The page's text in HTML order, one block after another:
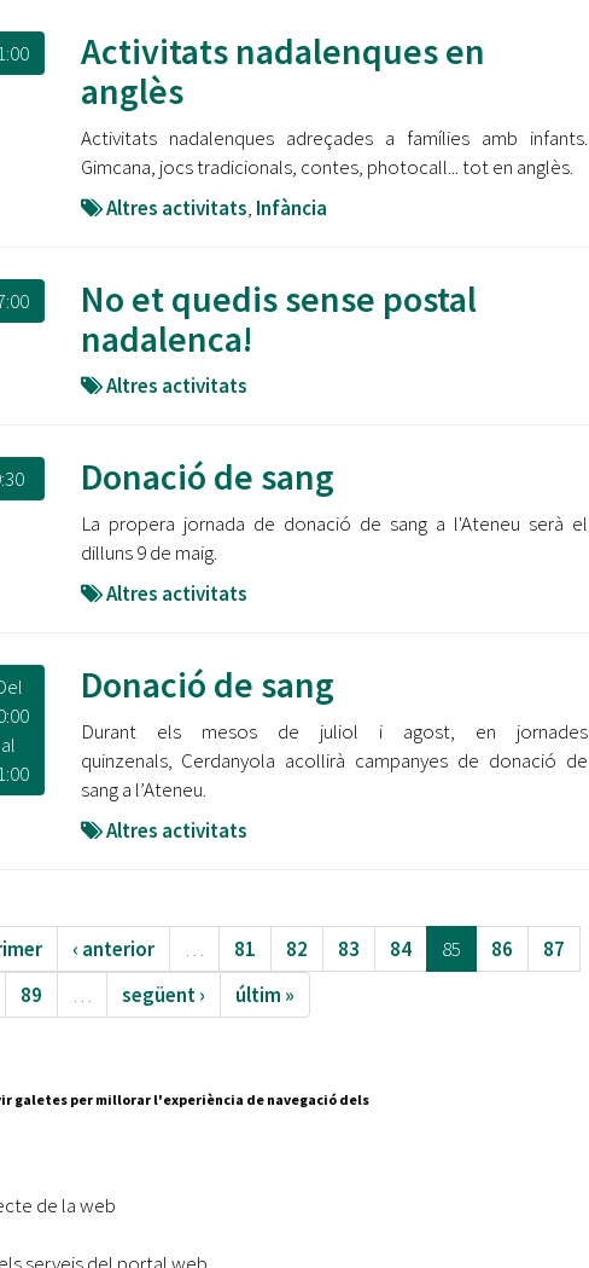
Activitats nadalenques en
anglès
Activitats nadalenques adreçades a famílies amb infants.
Gimcana, jocs tradicionals, contes, photocall... tot en anglès.
Altres activitats, Infància
No et quedis sense postal
nadalenca!
Altres activitats
Donació de sang
La propera jornada de donació de sang a l'Ateneu serà el
dilluns 9 de maig.
Altres activitats
al
Donació de sang
Durant els mesos de juliol i agost, en jornades
quinzenals, Cerdanyola acollirà campanyes de donació de
sang a l’Ateneu.
Altres activitats
‹ anterior … 81 82 83 84 85 86
87
89
… següent › últim »
88 88
galetes per millorar l'experiència de navegació dels
de la web